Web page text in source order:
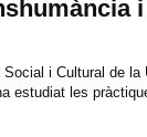
Social i Cultural de la
estudiat les